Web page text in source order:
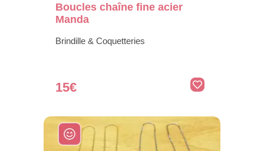
Boucles chaîne fine acier
Manda
Brindille & Coquetteries
15€